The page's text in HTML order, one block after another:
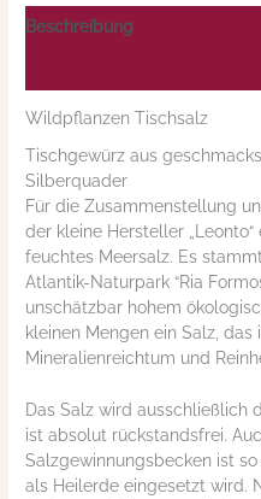
Beschreibung
Wildpflanzen Tischsalz
Tischgewürz aus
Silberquader
Für die Zusammenstellung
der kleine Hersteller
feuchtes Meersalz. Es
Atlantik-Naturpark “Ria
unschätzbar hohem
kleinen Mengen ein Salz, das
Mineralienreichtum und
Das Salz wird ausschließlich
ist absolut rückstandsfrei.
Salzgewinnungsbecken ist
als Heilerde eingesetzt wird.